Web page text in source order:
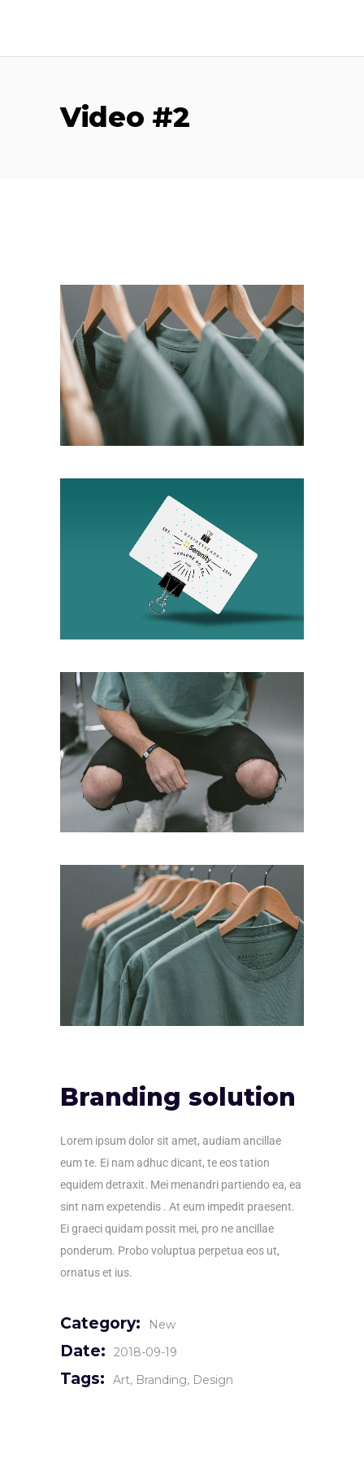
Video #2
Branding solution
Lorem ipsum dolor sit amet, audiam ancillae
eum te. Ei nam adhuc dicant, te eos tation
equidem detraxit. Mei menandri partiendo ea, ea
sint nam expetendis . At eum impedit praesent.
Ei graeci quidam possit mei, pro ne ancillae
ponderum. Probo voluptua perpetua eos ut,
ornatus et ius.
Category: New
Date: 2018-09-19
Tags: Art Branding Design